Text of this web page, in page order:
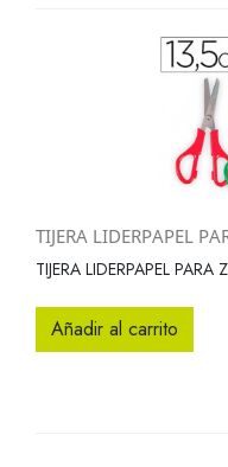
TIJERA LIDERPAPEL
TIJERA LIDERPAPEL
Añadir al carrito